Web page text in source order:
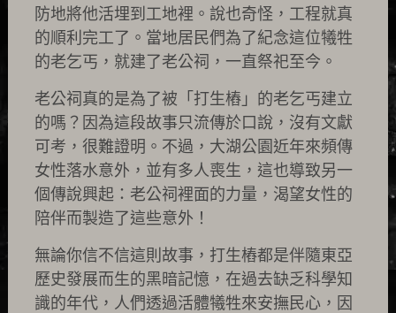
防地將他活埋到工地裡。說也奇怪，工程就真
的順利完工了。當地居民們為了紀念這位犧牲
的老乞丐，就建了老公祠，一直祭祀至今。
老公祠真的是為了被「打生樁」的老乞丐建立
的嗎？因為這段故事只流傳於口說，沒有文獻
可考，很難證明。不過，大湖公園近年來頻傳
女性落水意外，並有多人喪生，這也導致另一
個傳說興起：老公祠裡面的力量，渴望女性的
陪伴而製造了這些意外！
無論你信不信這則故事，打生樁都是伴隨東亞
歷史發展而生的黑暗記憶，在過去缺乏科學知
識的年代，人們透過活體犧牲來安撫民心，因